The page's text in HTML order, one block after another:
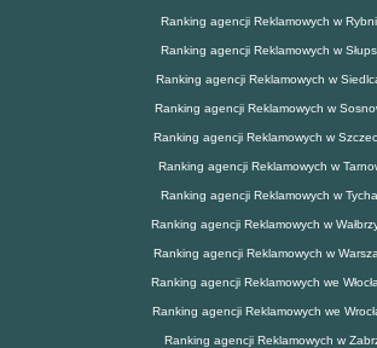
Ranking agencji Reklamowych w
Ranking agencji Reklamowych w
Ranking agencji Reklamowych w
Ranking agencji Reklamowych w
Ranking agencji Reklamowych w
Ranking agencji Reklamowych w
Ranking agencji Reklamowych w
Ranking agencji Reklamowych w
Ranking agencji Reklamowych w
Ranking agencji Reklamowych we
Ranking agencji Reklamowych we
Ranking agencji Reklamowych w